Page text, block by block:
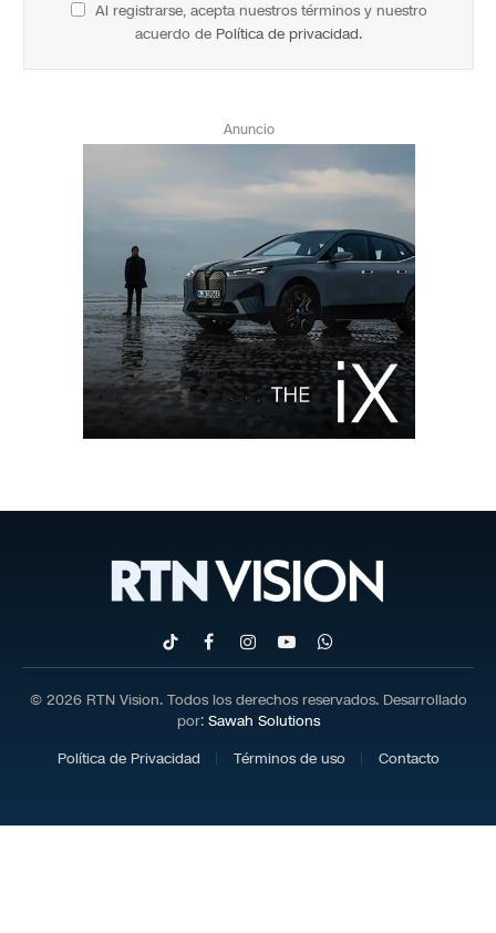
Al registrarse, acepta nuestros términos y nuestro
acuerdo de Política de privacidad.
Anuncio
TikTokFacebookInstagram
YouTubeWhatsApp
© 2026 RTN Vision. Todos los derechos reservados. Desarrollado
por: Sawah Solutions
Política de Privacidad
Términos de uso Contacto